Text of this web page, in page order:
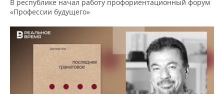
В республике начал работу профориентационный форум
«Профессии будущего»